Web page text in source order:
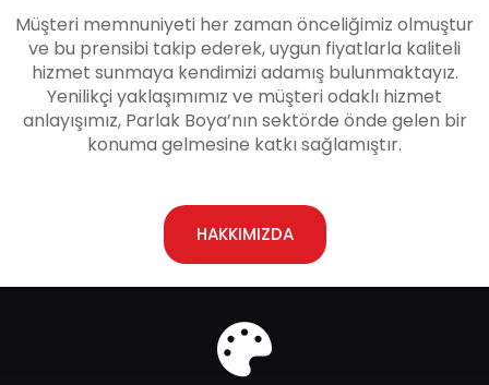
Müşteri memnuniyeti her zaman önceliğimiz olmuştur
ve bu prensibi takip ederek, uygun fiyatlarla kaliteli
hizmet sunmaya kendimizi adamış bulunmaktayız.
Yenilikçi yaklaşımımız ve müşteri odaklı hizmet
anlayışımız, Parlak Boya’nın sektörde önde gelen bir
konuma gelmesine katkı sağlamıştır.
HAKKIMIZDA